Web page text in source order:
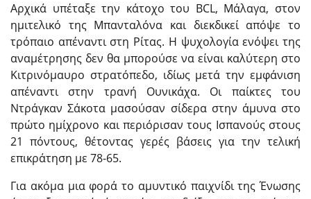
Αρχικά υπέταξε την κάτοχο του BCL, Μάλαγα, στον
ημιτελικό της Μπανταλόνα και διεκδικεί απόψε το
τρόπαιο απέναντι στη Ρίτας. Η ψυχολογία ενόψει της
αναμέτρησης δεν θα μπορούσε να είναι καλύτερη στο
Κιτρινόμαυρο στρατόπεδο, ιδίως μετά την εμφάνιση
απέναντι στην τρανή Ουνικάχα. Οι παίκτες του
Ντράγκαν Σάκοτα μασούσαν σίδερα στην άμυνα στο
πρώτο ημίχρονο και περιόρισαν τους Ισπανούς στους
21 πόντους, θέτοντας γερές βάσεις για την τελική
επικράτηση με 78-65.
Για ακόμα μια φορά το αμυντικό παιχνίδι της Ένωσης